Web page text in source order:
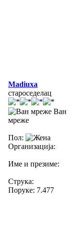
Madiuxa
староседелац
Ван
мреже
Пол:
Организација:
Име и презиме:
Струка:
Поруке: 7.477